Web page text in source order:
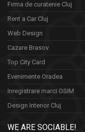
Firma de curatenie Cluj
Rent a Car Cluj
Web Design
Cazare Brasov
Top City Card
Evenimente Oradea
Inregistrare marci OSIM
Design Interior Cluj
WE ARE SOCIABLE!